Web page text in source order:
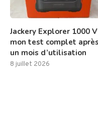
Jackery Explorer 1000
mon test complet après
un mois d’utilisation
8 juillet 2026